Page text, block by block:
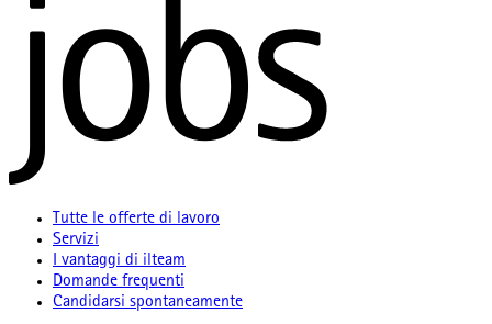
Tutte le offerte di lavoro
Servizi
I vantaggi di ilteam
Domande frequenti
Candidarsi spontaneamente